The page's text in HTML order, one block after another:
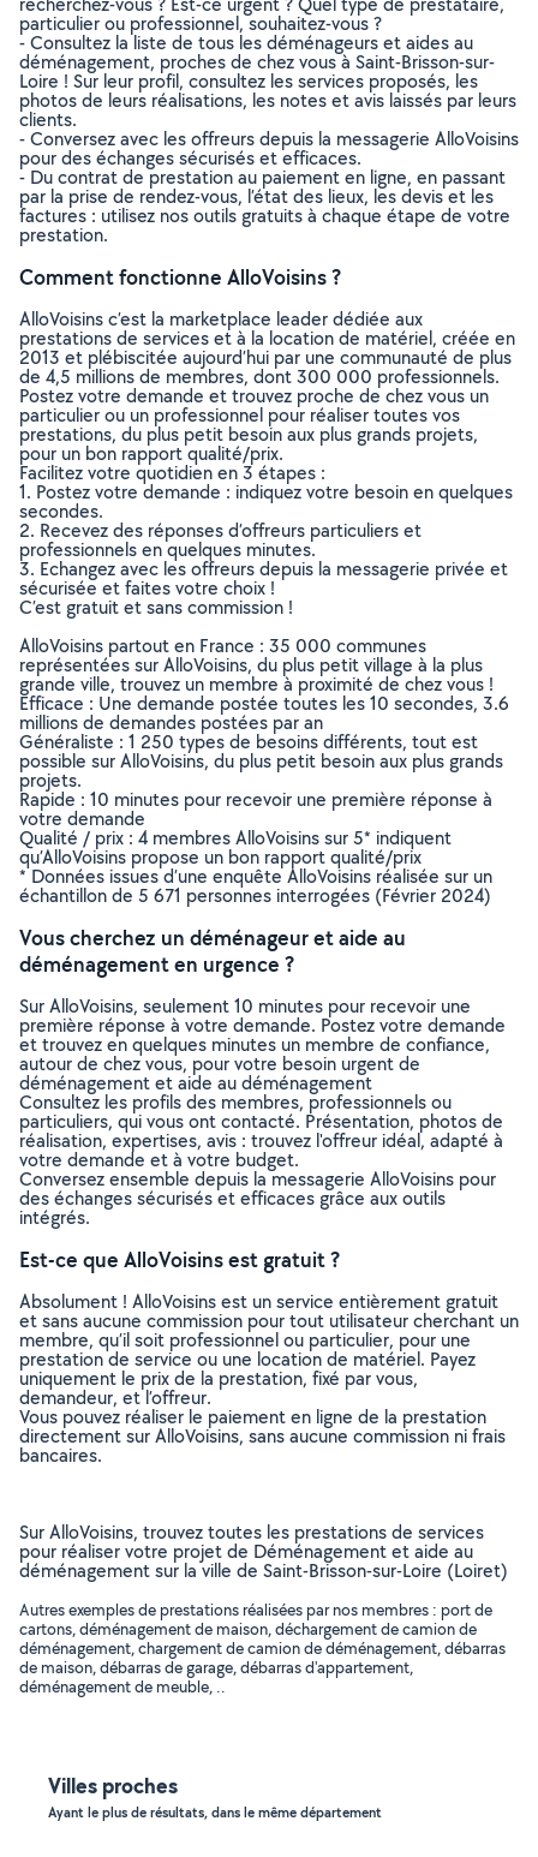
particulier ou professionnel, souhaitez-vous ?
- Consultez la liste de tous les déménageurs et aides au
déménagement, proches de chez vous à Saint-Brisson-sur-
Loire ! Sur leur profil, consultez les services proposés, les
photos de leurs réalisations, les notes et avis laissés par leurs
clients.
- Conversez avec les offreurs depuis la messagerie AlloVoisins
pour des échanges sécurisés et efficaces.
- Du contrat de prestation au paiement en ligne, en passant
par la prise de rendez-vous, l’état des lieux, les devis et les
factures : utilisez nos outils gratuits à chaque étape de votre
prestation.
Comment fonctionne AlloVoisins ?
AlloVoisins c’est la marketplace leader dédiée aux
prestations de services et à la location de matériel, créée en
2013 et plébiscitée aujourd’hui par une communauté de plus
de 4,5 millions de membres, dont 300 000 professionnels.
Postez votre demande et trouvez proche de chez vous un
particulier ou un professionnel pour réaliser toutes vos
prestations, du plus petit besoin aux plus grands projets,
pour un bon rapport qualité/prix.
Facilitez votre quotidien en 3 étapes :
1. Postez votre demande : indiquez votre besoin en quelques
secondes.
2. Recevez des réponses d’offreurs particuliers et
professionnels en quelques minutes.
3. Echangez avec les offreurs depuis la messagerie privée et
sécurisée et faites votre choix !
C’est gratuit et sans commission !
AlloVoisins partout en France : 35 000 communes
représentées sur AlloVoisins, du plus petit village à la plus
grande ville, trouvez un membre à proximité de chez vous !
Efficace : Une demande postée toutes les 10 secondes, 3.6
millions de demandes postées par an
Généraliste : 1 250 types de besoins différents, tout est
possible sur AlloVoisins, du plus petit besoin aux plus grands
projets.
Rapide : 10 minutes pour recevoir une première réponse à
votre demande
Qualité / prix : 4 membres AlloVoisins sur 5* indiquent
qu’AlloVoisins propose un bon rapport qualité/prix
* Données issues d’une enquête AlloVoisins réalisée sur un
échantillon de 5 671 personnes interrogées (Février 2024)
Vous cherchez un déménageur et aide au
déménagement en urgence ?
Sur AlloVoisins, seulement 10 minutes pour recevoir une
première réponse à votre demande. Postez votre demande
et trouvez en quelques minutes un membre de confiance,
autour de chez vous, pour votre besoin urgent de
déménagement et aide au déménagement
Consultez les profils des membres, professionnels ou
particuliers, qui vous ont contacté. Présentation, photos de
réalisation, expertises, avis : trouvez l'offreur idéal, adapté à
votre demande et à votre budget.
Conversez ensemble depuis la messagerie AlloVoisins pour
des échanges sécurisés et efficaces grâce aux outils
intégrés.
Est-ce que AlloVoisins est gratuit ?
Absolument ! AlloVoisins est un service entièrement gratuit
et sans aucune commission pour tout utilisateur cherchant un
membre, qu’il soit professionnel ou particulier, pour une
prestation de service ou une location de matériel. Payez
uniquement le prix de la prestation, fixé par vous,
demandeur, et l’offreur.
Vous pouvez réaliser le paiement en ligne de la prestation
directement sur AlloVoisins, sans aucune commission ni frais
bancaires.
Sur AlloVoisins, trouvez toutes les prestations de services
pour réaliser votre projet de Déménagement et aide au
déménagement sur la ville de Saint-Brisson-sur-Loire (Loiret)
Autres exemples de prestations réalisées par nos membres : port de
cartons, déménagement de maison, déchargement de camion de
déménagement, chargement de camion de déménagement, débarras
de maison, débarras de garage, débarras d'appartement,
déménagement de meuble, ..
Villes proches
Ayant le plus de résultats, dans le même département